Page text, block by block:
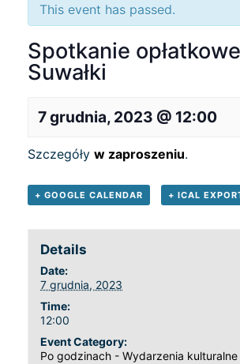
This event has passed.
Spotkanie
Suwałki
7 grudnia, 2023 @ 12:00
Szczegóły w zaproszeniu.
+ GOOGLE CALENDAR + ICAL
Details
Date:
7 grudnia, 2023
Time:
12:00
Event Category:
Po godzinach - Wydarzenia kulturalne